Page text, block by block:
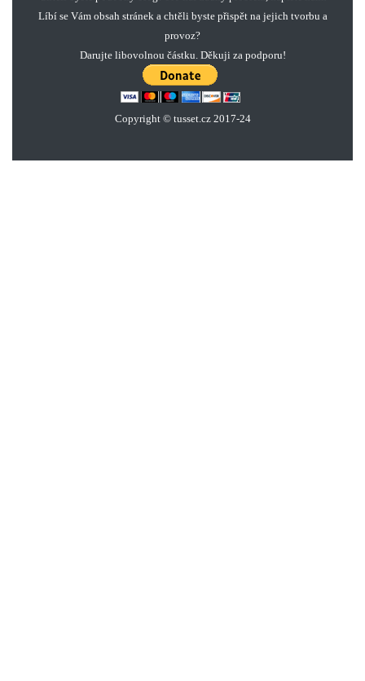
Líbí se Vám obsah stránek a chtěli byste přispět na jejich tvorbu a
provoz?
Darujte libovolnou částku. Děkuji za podporu!
Copyright © tusset. cz 2017-24